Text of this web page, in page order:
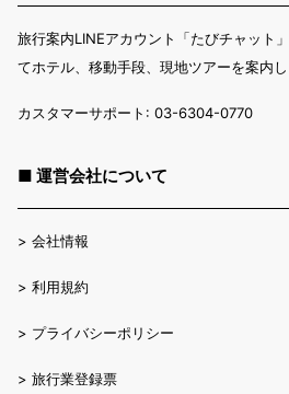
旅行案内LINEアカウント「たびチャット
てホテル、移動手段、現地ツアーを案内し
カスタマーサポート: 03-6304-0770
■ 運営会社について
> 会社情報
> 利用規約
> プライバシーポリシー
> 旅行業登録票